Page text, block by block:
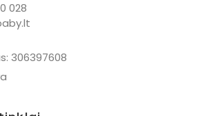
028
306397608